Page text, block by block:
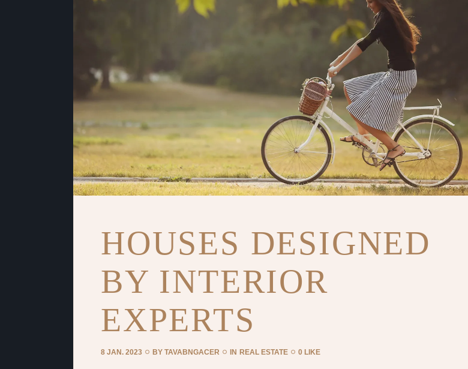
HOUSES DESIGNED
BY INTERIOR
EXPERTS
8 JAN. 2023 BY TAVABNGACER IN REAL ESTATE 0 LIKE